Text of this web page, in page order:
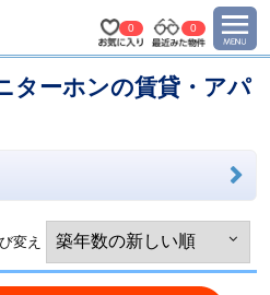
0 0
ターホンの賃貸・アパ
変え